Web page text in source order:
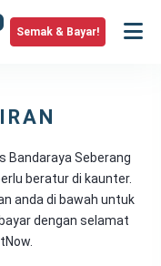
Semak & Bayar!
Bandaraya Seberang
beratur di kaunter.
anda di bawah untuk
dengan selamat